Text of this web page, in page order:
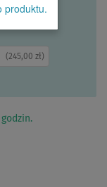
produktu.
( 245,00 zł)
godzin.